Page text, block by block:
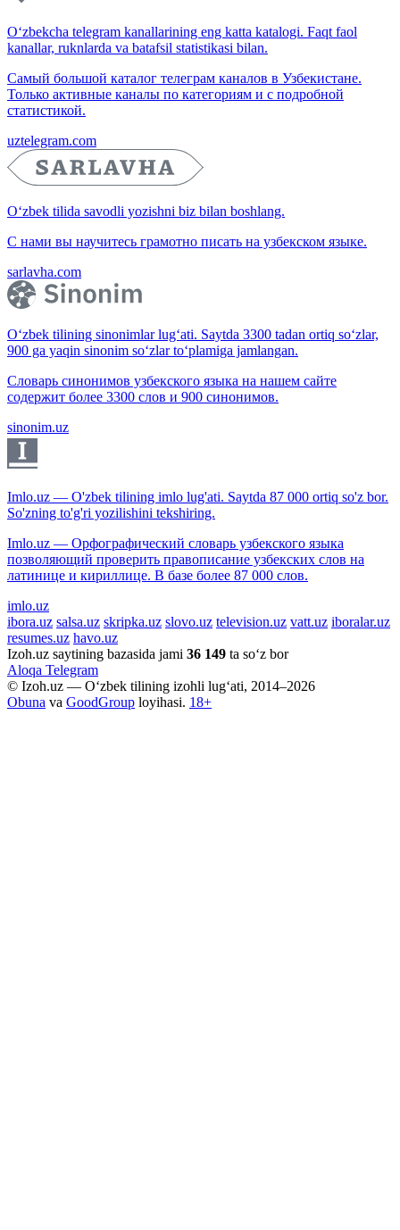
O‘zbekcha telegram kanallarining eng katta katalogi. Faqt faol
kanallar, ruknlarda va batafsil statistikasi bilan.
Самый большой каталог телеграм каналов в Узбекистане.
Только активные каналы по категориям и с подробной
статистикой.
uztelegram.com
O‘zbek tilida savodli yozishni biz bilan boshlang.
С нами вы научитесь грамотно писать на узбекском языке.
sarlavha.com
O‘zbek tilining sinonimlar lug‘ati. Saytda 3300 tadan ortiq so‘zlar,
900 ga yaqin sinonim so‘zlar to‘plamiga jamlangan.
Словарь синонимов узбекского языка на нашем сайте
содержит более 3300 слов и 900 синонимов.
sinonim.uz
Imlo.uz — O'zbek tilining imlo lug'ati. Saytda 87 000 ortiq so'z bor.
So'zning to'g'ri yozilishini tekshiring.
Imlo.uz — Орфографический словарь узбекского языка
позволяющий проверить правописание узбекских слов на
латинице и кириллице. В базе более 87 000 слов.
imlo.uz
ibora.uz salsa.uz skripka.uz slovo.uz television.uz vatt.uz iboralar.uz
resumes.uz havo.uz
Izoh.uz saytining bazasida jami 36 149 ta so‘z bor
Aloqa Telegram
© Izoh.uz — O‘zbek tilining izohli lug‘ati, 2014–2026
Obuna va GoodGroup loyihasi. 18+